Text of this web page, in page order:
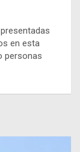
en esta
personas